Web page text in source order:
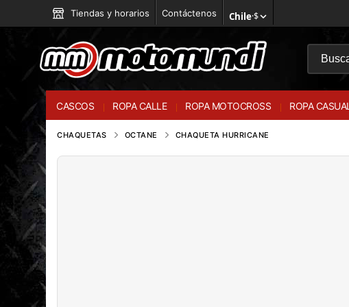
Tiendas y horarios Contáctenos Chile·$
CASCOS ROPA CALLE ROPA MOTOCROSS ROPA CASUAL
CHAQUETAS OCTANE CHAQUETA HURRICANE